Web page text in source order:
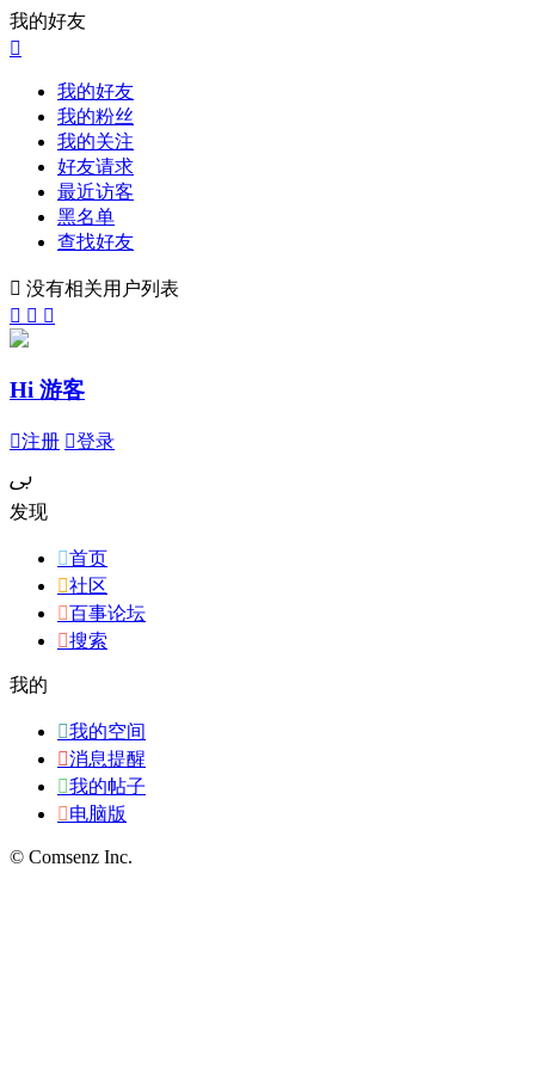
我的好友

我的好友
我的粉丝
我的关注
好友请求
最近访客
黑名单
查找好友
 没有相关用户列表
  
Hi 游客
注册 登录
ﰉ
发现
首页
社区
百事论坛
搜索
我的
我的空间
消息提醒
我的帖子
电脑版
© Comsenz Inc.